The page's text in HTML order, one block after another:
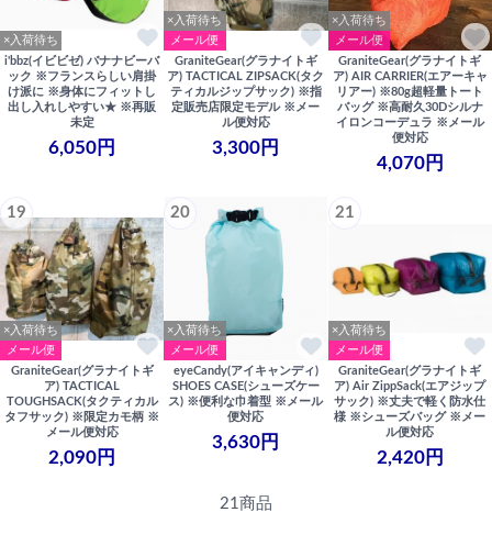
×入荷待ち
i'bbz(イビビゼ) バナナビーバ
ック ※フランスらしい肩掛
け派に ※身体にフィットし
出し入れしやすい★ ※再販
未定
6,050円
×入荷待ち
メール便
GraniteGear(グラナイトギ
ア) TACTICAL ZIPSACK(タク
ティカルジップサック) ※指
定販売店限定モデル ※メー
ル便対応
3,300円
×入荷待ち
メール便
GraniteGear(グラナイトギ
ア) AIR CARRIER(エアーキャ
リアー) ※80g超軽量トート
バッグ ※高耐久30Dシルナ
イロンコーデュラ ※メール
便対応
4,070円
19
×入荷待ち
メール便
GraniteGear(グラナイトギ
ア) TACTICAL
TOUGHSACK(タクティカル
タフサック) ※限定カモ柄 ※
メール便対応
2,090円
20
×入荷待ち
メール便
eyeCandy(アイキャンディ)
SHOES CASE(シューズケー
ス) ※便利な巾着型 ※メール
便対応
3,630円
21
×入荷待ち
メール便
GraniteGear(グラナイトギ
ア) Air ZippSack(エアジップ
サック) ※丈夫で軽く防水仕
様 ※シューズバッグ ※メー
ル便対応
2,420円
21商品